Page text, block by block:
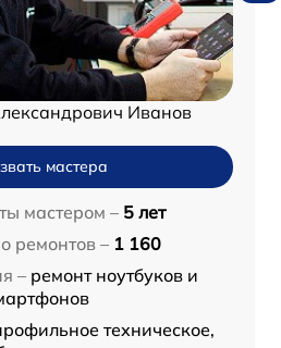
Иванов
мастера
мастером – 5 лет
ремонтов – 1 160
– ремонт ноутбуков и
техническое,